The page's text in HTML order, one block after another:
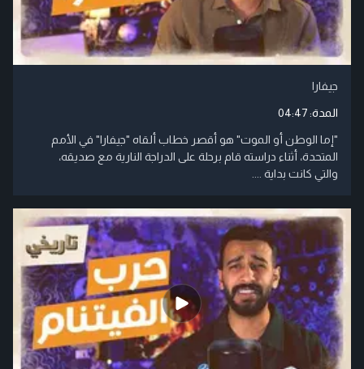
جيفارا
المدة:04:47
"إما الوطن أو الموت" هو أقصر خطاب ألقاه "جيفارا" في الأمم
المتحدة، أثناء دراسته قام برحلة على الدراجة النارية مع صديقه،
والتي كانت بداية ....